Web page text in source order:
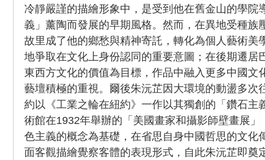
冷靜嚴謹的描繪形象中，是受到他在舊金山的學院
義」薰陶而發展的早期風格。然而，在異地受種族
故里成了他的鄉愁與精神寄託，轉化為個人藝術美
地爭取在文化上身份認同的重要意圖；在後期遷居
東西方文化的價值為目標，作品中融入更多中國文
藝壇積極的重視。爾後朱沅芷因大環境的動盪多次
約以《工業之輪在紐約》一作以其獨創的「鑽石主
術館在1932年舉辦的「美國畫家和攝影師壁畫展
色主義的概念為基礎，在省思自身中國哲思的文化
面客觀描繪覺察客體的表現形式，自此朱沅芷即奠